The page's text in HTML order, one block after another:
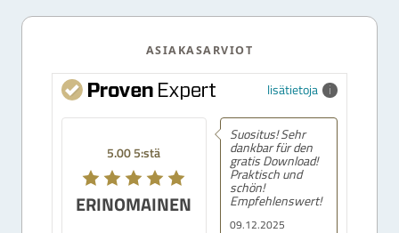
ASIAKASARVIOT
lisätietoja
5.00 5:stä
ERINOMAINEN
09.12.2025
Suositus! Sehr
dankbar für den
gratis Download!
Praktisch und
schön!
Empfehlenswert!